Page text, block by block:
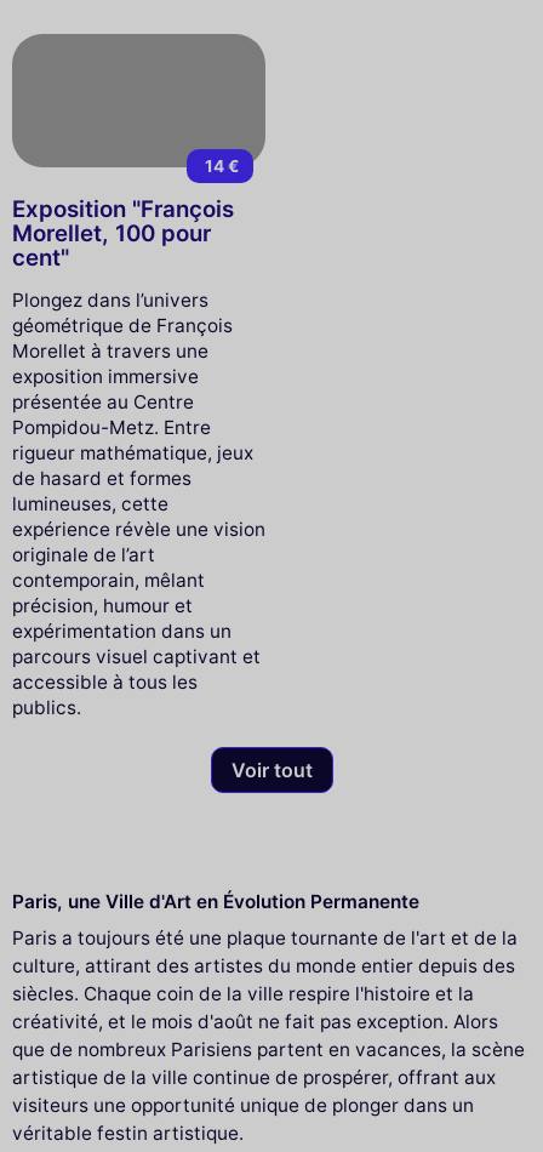
14 €
Exposition "François
Morellet, 100 pour
cent"
Plongez dans l’univers
géométrique de François
Morellet à travers une
exposition immersive
présentée au Centre
Pompidou-Metz. Entre
rigueur mathématique, jeux
de hasard et formes
lumineuses, cette
expérience révèle une vision
originale de l’art
contemporain, mêlant
précision, humour et
expérimentation dans un
parcours visuel captivant et
accessible à tous les
publics.
Voir tout
Paris, une Ville d'Art en Évolution Permanente
Paris a toujours été une plaque tournante de l'art et de la
culture, attirant des artistes du monde entier depuis des
siècles. Chaque coin de la ville respire l'histoire et la
créativité, et le mois d'août ne fait pas exception. Alors
que de nombreux Parisiens partent en vacances, la scène
artistique de la ville continue de prospérer, offrant aux
visiteurs une opportunité unique de plonger dans un
véritable festin artistique.